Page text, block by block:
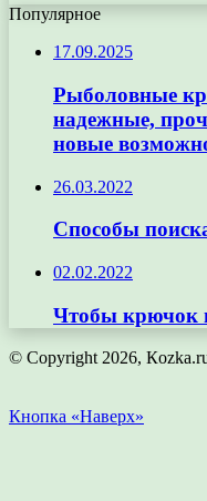
Популярное
17.09.2025
Рыболовные
надежные,
новые
26.03.2022
Способы
02.02.2022
Чтобы крючок
© Copyright 2026,
Кнопка «Наверх»